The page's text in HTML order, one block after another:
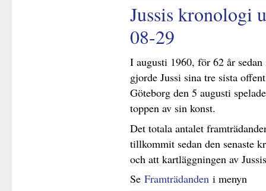
Jussis kronologi
08-29
I augusti 1960, för 62 år
gjorde Jussi sina tre sista
Göteborg den 5 augusti
toppen av sin konst.
Det totala antalet
tillkommit sedan den senaste
och att kartläggningen av
Se Framträdandeni menyn